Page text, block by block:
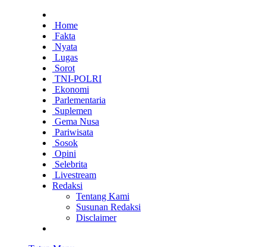
Home
Fakta
Nyata
Lugas
Sorot
TNI-POLRI
Ekonomi
Parlementaria
Suplemen
Gema Nusa
Pariwisata
Sosok
Opini
Selebrita
Livestream
Redaksi
Tentang Kami
Susunan Redaksi
Disclaimer